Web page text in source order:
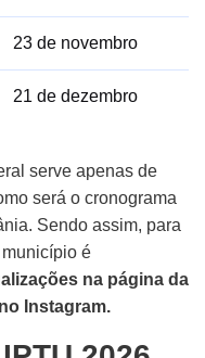
23 de novembro
21 de dezembro
serve apenas de
será o cronograma
Sendo assim, para
é
na página da
Instagram.